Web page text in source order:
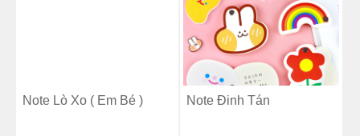
Note Lò Xo ( Em Bé ) Note Đinh Tán